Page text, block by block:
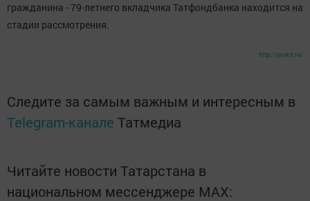
гражданина - 79-летнего вкладчика Татфондбанка находится на
стадии рассмотрения.
http://prokrt.ru/
Следите за самым важным и интересным в
Telegram-канале Татмедиа
Читайте новости Татарстана в
национальном мессенджере MАХ: